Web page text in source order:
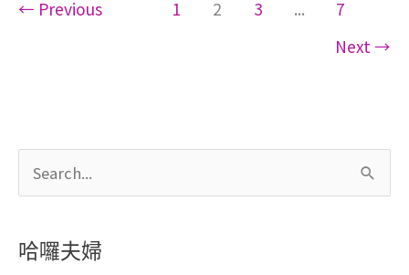
← Previous 1 2 3 ...
7
Next →
鍵
哈囉夫婦